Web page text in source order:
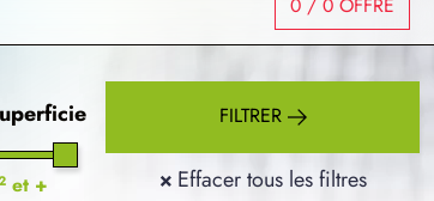
et +
FILTRER
× Effacer tous les filtres